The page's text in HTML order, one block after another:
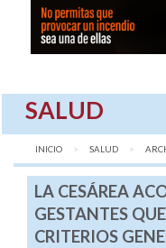
SALUD
INICIO SALUD
LA CESÁREA
GESTANTES
CRITERIOS